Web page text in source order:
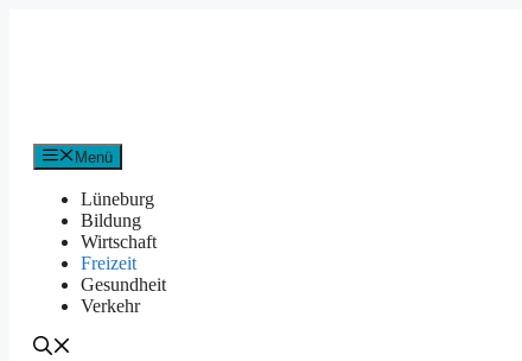
Menü
Lüneburg
Bildung
Wirtschaft
Freizeit
Gesundheit
Verkehr